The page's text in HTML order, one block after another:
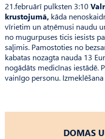
21.februārī pulksten 3:10
krustojumā, kāda
vīrietim un atņēmusi naudu
no mugurpuses ticis iesists
saļimis. Pamostoties no
kabatas nozagta nauda 13
nogādāts medicīnas iestādē.
vainīgo personu.
DOMAS